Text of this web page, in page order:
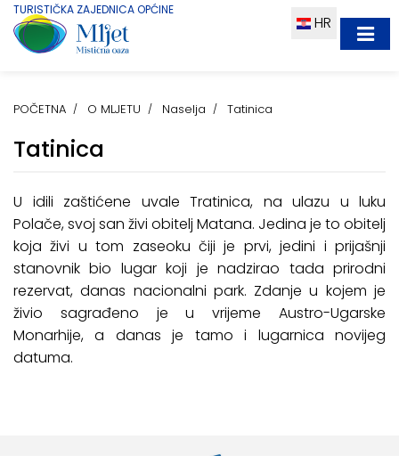
TURISTIČKA ZAJEDNICA OPĆINE
HR
POČETNA O MLJETU Naselja Tatinica
Tatinica
U idili zaštićene uvale Tratinica, na ulazu u luku
Polače, svoj san živi obitelj Matana. Jedina je to obitelj
koja živi u tom zaseoku čiji je prvi, jedini i prijašnji
stanovnik bio lugar koji je nadzirao tada prirodni
rezervat, danas nacionalni park. Zdanje u kojem je
živio sagrađeno je u vrijeme Austro-Ugarske
Monarhije, a danas je tamo i lugarnica novijeg
datuma.